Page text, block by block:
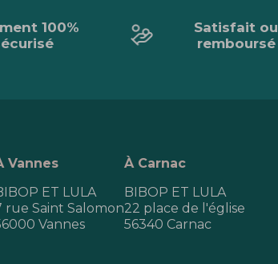
100%
Satisfait ou
remboursé
Vannes
ET LULA
rue Saint Salomon
Vannes
À Carnac
BIBOP ET LULA
22 place de l'église
56340 Carnac